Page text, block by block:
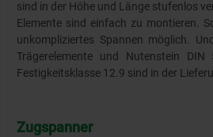
sind in der Höhe und Länge stufenlos
Elemente sind einfach zu montieren.
unkompliziertes Spannen möglich.
Trägerelemente und Nutenstein
Festigkeitsklasse 12.9 sind in der
Zugspanner